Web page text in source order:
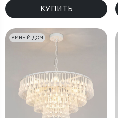
КУПИТЬ
УМНЫЙ ДОМ